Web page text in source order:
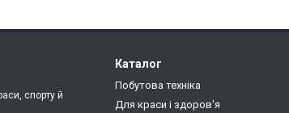
спорту й
Каталог
Побутова техніка
Для краси і здоров'я